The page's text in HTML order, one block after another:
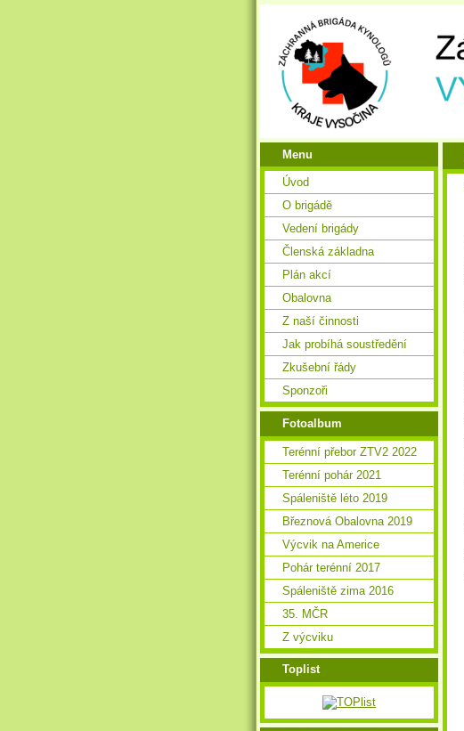
Menu
Úvod
O brigádě
Vedení brigády
Členská základna
Plán akcí
Obalovna
Z naší činnosti
Jak probíhá soustředění
Zkušební řády
Sponzoři
Fotoalbum
Terénní přebor ZTV2 2022
Terénní pohár 2021
Spáleniště léto 2019
Březnová Obalovna 2019
Výcvik na Americe
Pohár terénní 2017
Spáleniště zima 2016
35. MČR
Z výcviku
Toplist